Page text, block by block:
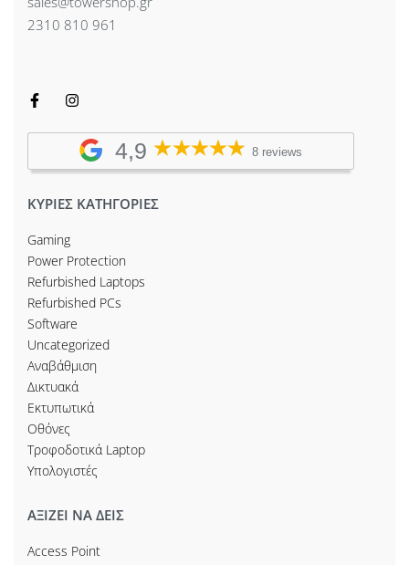
2310 810 961
4,9 8 reviews
ΚΥΡΙΕΣ ΚΑΤΗΓΟΡΙΕΣ
Gaming
Power Protection
Refurbished Laptops
Refurbished PCs
Software
Uncategorized
Αναβάθμιση
Δικτυακά
Εκτυπωτικά
Οθόνες
Τροφοδοτικά Laptop
Υπολογιστές
ΑΞΙΖΕΙ ΝΑ ΔΕΙΣ
Access Point